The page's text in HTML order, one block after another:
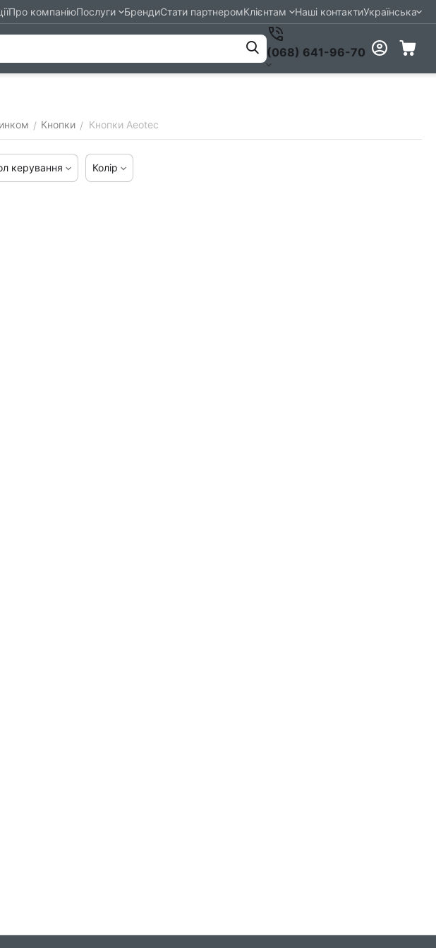
Про компаніюПослуги БрендиСтати партнеромКлієнтам Наші контактиУкраїнська
(068) 641-96-70
/ Кнопки / Кнопки Aeotec
керування Колір